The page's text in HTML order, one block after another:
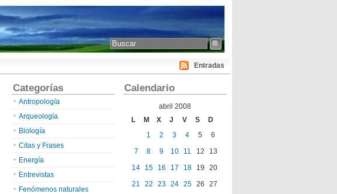
Entradas
Calendario
abril 2008
L
M X J V S
D
1
2 3 4 5
6
7
8 9 10 11 12
13
14
15 16 17 18 19
20
21
22 23 24 25 26
27
Categorías
Antropología
Arqueología
Biología
Citas y Frases
Energía
Entrevistas
Fenómenos naturales